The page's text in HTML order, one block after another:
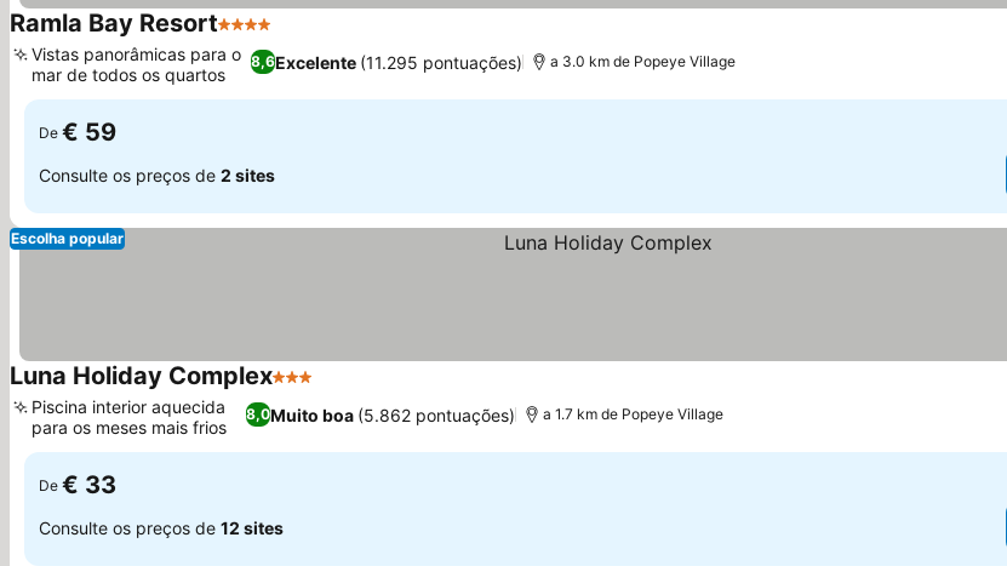
Ramla Bay Resort4 Estrelas
8,6Excelente (11.295 pontuações)
Vistas panorâmicas para o
mar de todos os quartos
a 3.0 km de Popeye Village
De € 59
Consulte os preços de 2 sites
Escolha popular
Luna Holiday Complex3 Estrelas
8,0Muito boa (5.862 pontuações)
Piscina interior aquecida
para os meses mais frios
a 1.7 km de Popeye Village
De € 33
Consulte os preços de 12 sites